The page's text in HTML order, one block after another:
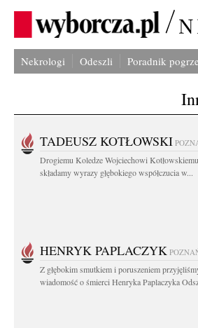
Nekrologi Odeszli Poradnik
TADEUSZ KOTŁOWSKI
Drogiemu Koledze Wojciechowi Kotłowskiemu
składamy wyrazy głębokiego współczucia w...
HENRYK PAPLACZYK
Z głębokim smutkiem i poruszeniem
wiadomość o śmierci Henryka Paplaczyka